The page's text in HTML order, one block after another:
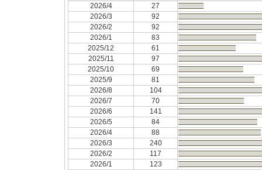
2026/4
27
2026/3
92
2026/2
92
2026/1
83
2025/12
61
2025/11
97
2025/10
69
2025/9
81
2026/8
104
2026/7
70
2026/6
141
2026/5
84
2026/4
88
2026/3
240
2026/2
117
2026/1
123